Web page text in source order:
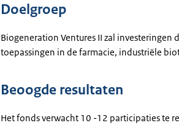
Doelgroep
Biogeneration Ventures II zal investeringen
toepassingen in de farmacie, industriële
Beoogde resultaten
Het fonds verwacht 10 -12 participaties te